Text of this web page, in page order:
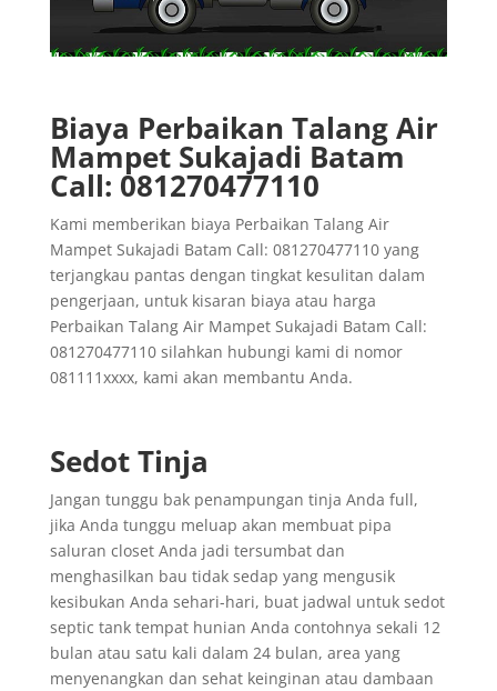
Biaya Perbaikan Talang Air
Mampet Sukajadi Batam
Call: 081270477110
Kami memberikan biaya Perbaikan Talang Air
Mampet Sukajadi Batam Call: 081270477110 yang
terjangkau pantas dengan tingkat kesulitan dalam
pengerjaan, untuk kisaran biaya atau harga
Perbaikan Talang Air Mampet Sukajadi Batam Call:
081270477110 silahkan hubungi kami di nomor
081111xxxx, kami akan membantu Anda.
Sedot Tinja
Jangan tunggu bak penampungan tinja Anda full,
jika Anda tunggu meluap akan membuat pipa
saluran closet Anda jadi tersumbat dan
menghasilkan bau tidak sedap yang mengusik
kesibukan Anda sehari-hari, buat jadwal untuk sedot
septic tank tempat hunian Anda contohnya sekali 12
bulan atau satu kali dalam 24 bulan, area yang
menyenangkan dan sehat keinginan atau dambaan